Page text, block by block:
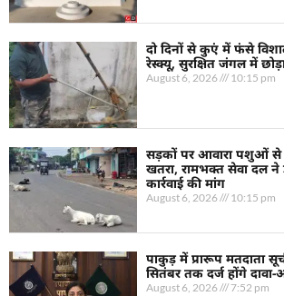
दो दिनों से कुएं में फंसे
रेस्क्यू, सुरक्षित जंगल में
August 6, 2026 10:15 pm
सड़कों पर आवारा पशुओं से
खतरा, रामभक्त सेवा दल ने
कार्रवाई की मांग
August 6, 2026 10:15 pm
पाकुड़ में प्रारूप मतदाता
सितंबर तक दर्ज होंगे दावा-
August 6, 2026 7:52 pm